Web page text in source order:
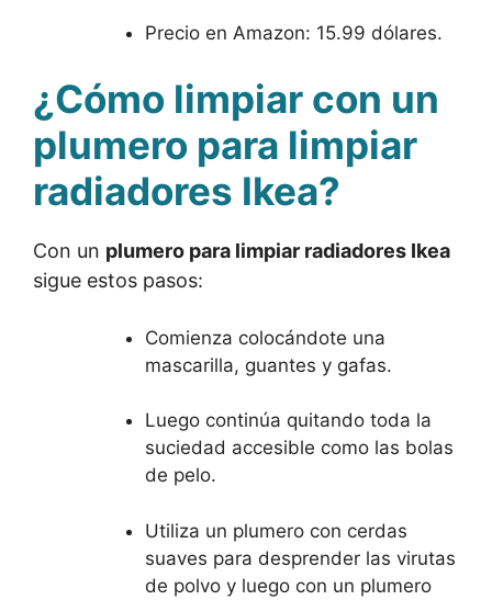
Precio en Amazon: 15.99 dólares.
¿Cómo limpiar con un
plumero para limpiar
radiadores Ikea?
Con un plumero para limpiar radiadores Ikea
sigue estos pasos:
Comienza colocándote una
mascarilla, guantes y gafas.
Luego continúa quitando toda la
suciedad accesible como las bolas
de pelo.
Utiliza un plumero con cerdas
suaves para desprender las virutas
de polvo y luego con un plumero